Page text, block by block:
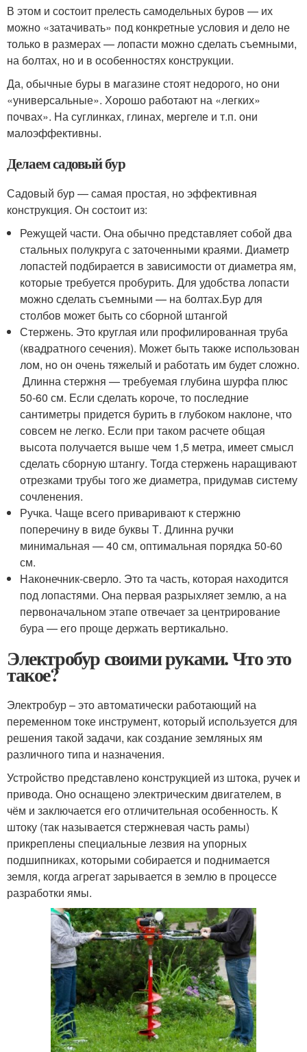
В этом и состоит прелесть самодельных буров — их
можно «затачивать» под конкретные условия и дело не
только в размерах — лопасти можно сделать съемными,
на болтах, но и в особенностях конструкции.
Да, обычные буры в магазине стоят недорого, но они
«универсальные». Хорошо работают на «легких»
почвах». На суглинках, глинах, мергеле и т.п. они
малоэффективны.
Делаем садовый бур
Садовый бур — самая простая, но эффективная
конструкция. Он состоит из:
Режущей части. Она обычно представляет собой два
стальных полукруга с заточенными краями. Диаметр
лопастей подбирается в зависимости от диаметра ям,
которые требуется пробурить. Для удобства лопасти
можно сделать съемными — на болтах.Бур для
столбов может быть со сборной штангой
Стержень. Это круглая или профилированная труба
(квадратного сечения). Может быть также использован
лом, но он очень тяжелый и работать им будет сложно.
Длинна стержня — требуемая глубина шурфа плюс
50-60 см. Если сделать короче, то последние
сантиметры придется бурить в глубоком наклоне, что
совсем не легко. Если при таком расчете общая
высота получается выше чем 1,5 метра, имеет смысл
сделать сборную штангу. Тогда стержень наращивают
отрезками трубы того же диаметра, придумав систему
сочленения.
Ручка. Чаще всего приваривают к стержню
поперечину в виде буквы Т. Длинна ручки
минимальная — 40 см, оптимальная порядка 50-60
см.
Наконечник-сверло. Это та часть, которая находится
под лопастями. Она первая разрыхляет землю, а на
первоначальном этапе отвечает за центрирование
бура — его проще держать вертикально.
Электробур своими руками. Что это
такое?
Электробур – это автоматически работающий на
переменном токе инструмент, который используется для
решения такой задачи, как создание земляных ям
различного типа и назначения.
Устройство представлено конструкцией из штока, ручек и
привода. Оно оснащено электрическим двигателем, в
чём и заключается его отличительная особенность. К
штоку (так называется стержневая часть рамы)
прикреплены специальные лезвия на упорных
подшипниках, которыми собирается и поднимается
земля, когда агрегат зарывается в землю в процессе
разработки ямы.